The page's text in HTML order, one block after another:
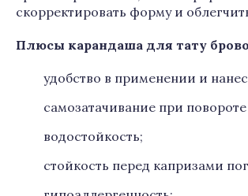
скорректировать форму и
Плюсы карандаша для тату
удобство в применении и
самозатачивание при
водостойкость;
стойкость перед капризами